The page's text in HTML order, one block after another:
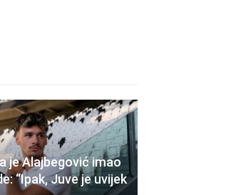
je Alajbegović imao
“Ipak, Juve je uvijek